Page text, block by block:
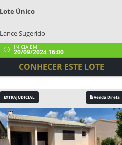
Lote Único
Lance Sugerido
INICIA EM
20/09/2024 16:00
CONHECER ESTE LOTE
EXTRAJUDICIAL Venda Direta